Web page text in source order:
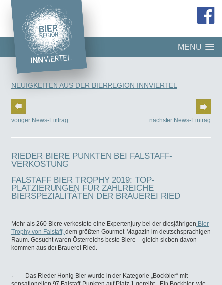
MENU
NEUIGKEITEN AUS DER BIERREGION INNVIERTEL
voriger News-Eintrag nächster News-Eintrag
RIEDER BIERE PUNKTEN BEI FALSTAFF-
VERKOSTUNG
FALSTAFF BIER TROPHY 2019: TOP-
PLATZIERUNGEN FÜR ZAHLREICHE
BIERSPEZIALITÄTEN DER BRAUEREI RIED
Mehr als 260 Biere verkostete eine Expertenjury bei der diesjährigen Bier
Trophy von Falstaff, dem größten Gourmet-Magazin im deutschsprachigen
Raum. Gesucht waren Österreichs beste Biere – gleich sieben davon
kommen aus der Brauerei Ried.
· Das Rieder Honig Bier wurde in der Kategorie „Bockbier“ mit
sensationellen 97 Falstaff-Punkten auf Platz 1 gereiht. „Ein Bockbier, wie